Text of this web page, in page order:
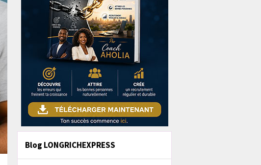
Blog LONGRICHEXPRESS